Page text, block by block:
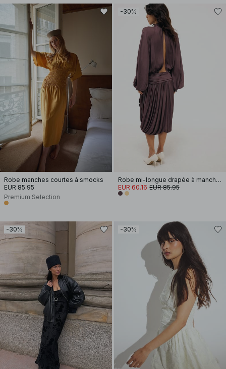
Robe manches courtes à smocks
EUR 85.95
Premium Selection
-30%
Robe mi-longue drapée à manches longues et dos ouvert
EUR 60.16 EUR 85.95
-30% -30%